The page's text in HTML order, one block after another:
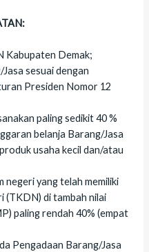
Kabupaten Demak;
sesuai dengan
Presiden Nomor 12
paling sedikit 40 %
belanja Barang/Jasa
usaha kecil dan/atau
negeri yang telah memiliki
(TKDN) di tambah nilai
paling rendah 40% (empat
Pengadaan Barang/Jasa